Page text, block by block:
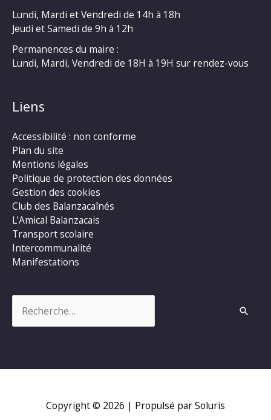
Lundi, Mardi et Vendredi de 14h à 18h
Jeudi et Samedi de 9h à 12h
Permanences du maire :
Lundi, Mardi, Vendredi de 18H à 19H sur rendez-vous
Liens
Accessibilité : non conforme
Plan du site
Mentions légales
Politique de protection des données
Gestion des cookies
Club des Balanzacaînés
L’Amical Balanzacais
Transport scolaire
Intercommunalité
Manifestations
Copyright © 2026 | Propulsé par Soluris